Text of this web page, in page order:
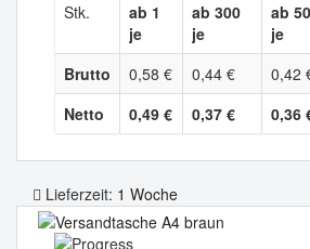
Stk.
ab 1
je
ab 300
je
ab
je
Brutto
0,58 € 0,44 € 0,42
Netto
0,49 € 0,37 € 0,36
Lieferzeit: 1 Woche